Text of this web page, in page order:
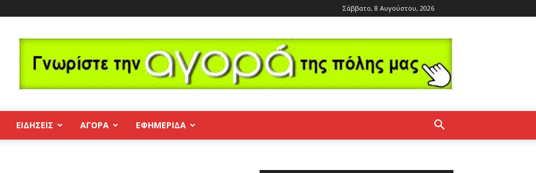
Σάββατο, 8 Αυγούστου, 2026
ΕΙΔΗΣΕΙΣ ΑΓΟΡΑ ΕΦΗΜΕΡΊΔΑ